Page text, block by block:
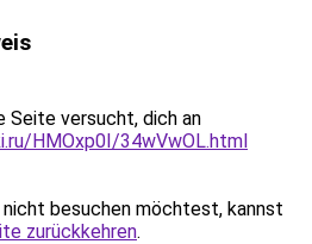
Seite versucht, dich an
HMOxp0I/34wVwOL.html
besuchen möchtest, kannst
zurückkehren.